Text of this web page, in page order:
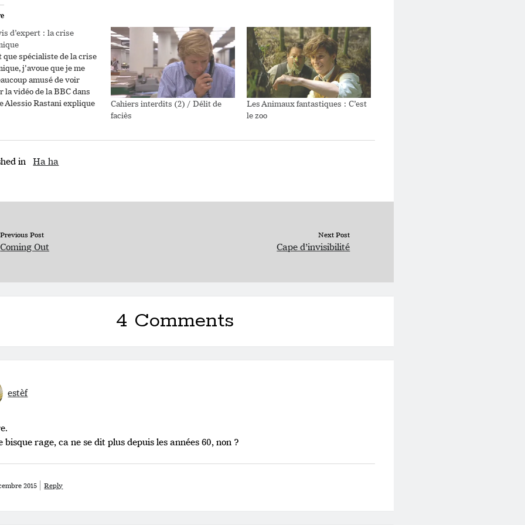
d’expert : la crise
que spécialiste de la crise
j'avoue que je me
amusé de voir
la vidéo de la BBC dans
Alessio Rastani explique
être un communicant,
notre jargon de
Cahiers interdits (2) / Délit de
faciès
Les Animaux fantastiques : C’est
le zoo
in Ha ha
Previous Post
Coming Out
Next Post
Cape d’invisibilité
4 Comments
estèf
bisque rage, ca ne se dit plus depuis les années 60, non ?
2015 Reply